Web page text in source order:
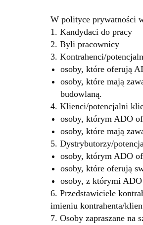
W polityce prywatności
1. Kandydaci do pracy
2. Byli pracownicy
3. Kontrahenci/
osoby, które oferują
osoby, które mają
budowlaną.
4. Klienci/potencjalni
osoby, którym ADO
osoby, które mają
5. Dystrybutorzy/
osoby, którym ADO
osoby, które oferują
osoby, z którymi
6. Przedstawiciele
imieniu kontrahenta/
7. Osoby zapraszane na